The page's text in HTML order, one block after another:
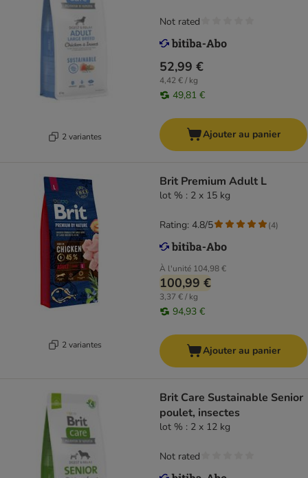
2 variantes
52,99 €
4,42 € / kg
49,81 €
Not rated
Ajouter au panier
2 variantes
Brit Premium Adult L
lot % : 2 x 15 kg
À l'unité 104,98 €
100,99 €
3,37 € / kg
94,93 €
Rating: 4.8/5 (4)
Ajouter au panier
Brit Care Sustainable Senior
poulet, insectes
lot % : 2 x 12 kg
Not rated